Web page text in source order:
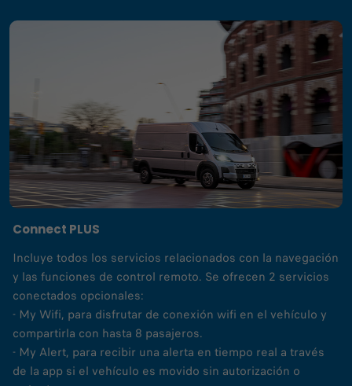
Connect PLUS
Incluye todos los servicios relacionados con la navegación
y las funciones de control remoto. Se ofrecen 2 servicios
conectados opcionales:
- My Wifi, para disfrutar de conexión wifi en el vehículo y
compartirla con hasta 8 pasajeros.
- My Alert, para recibir una alerta en tiempo real a través
de la app si el vehículo es movido sin autorización o